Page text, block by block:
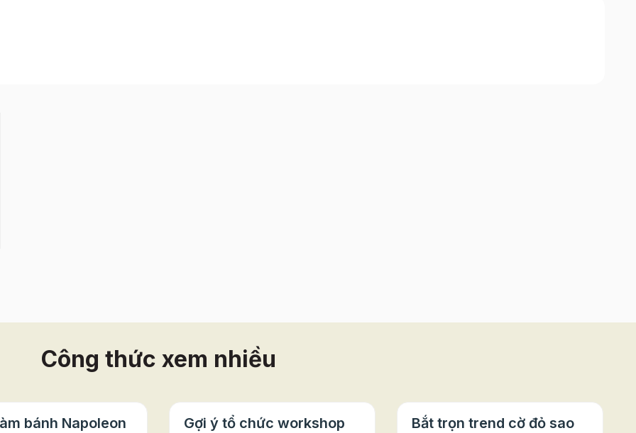
Công thức xem nhiều
bánh Napoleon
Gợi ý tổ chức workshop
Bắt trọn trend cờ đỏ sao